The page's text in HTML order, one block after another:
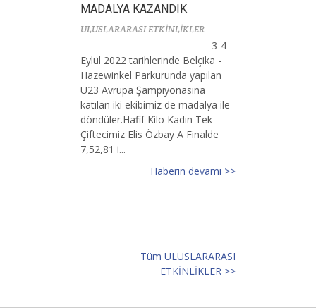
MADALYA KAZANDIK
ULUSLARARASI ETKİNLİKLER
3-4
Eylül 2022 tarihlerinde Belçika -
Hazewinkel Parkurunda yapılan
U23 Avrupa Şampiyonasına
katılan iki ekibimiz de madalya ile
döndüler.Hafif Kilo Kadın Tek
Çiftecimiz Elis Özbay A Finalde
7,52,81 i...
Haberin devamı >>
Tüm ULUSLARARASI
ETKİNLİKLER >>